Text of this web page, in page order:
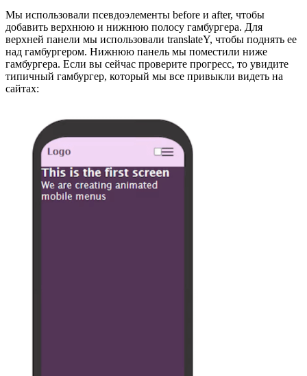
Мы использовали псевдоэлементы before и after, чтобы
добавить верхнюю и нижнюю полосу гамбургера. Для
верхней панели мы использовали translateY, чтобы поднять ее
над гамбургером. Нижнюю панель мы поместили ниже
гамбургера. Если вы сейчас проверите прогресс, то увидите
типичный гамбургер, который мы все привыкли видеть на
сайтах: